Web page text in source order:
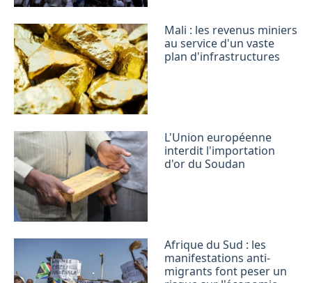
Mali : les revenus miniers
au service d'un vaste
plan d'infrastructures
L'Union européenne
interdit l'importation
d'or du Soudan
Afrique du Sud : les
manifestations anti-
migrants font peser un